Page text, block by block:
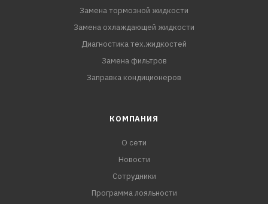
Замена тормозной жидкости
Замена охлаждающей жидкости
Диагностика тех.жидкостей
Замена фильтров
Заправка кондиционеров
КОМПАНИЯ
О сети
Новости
Сотрудники
Программа лояльности